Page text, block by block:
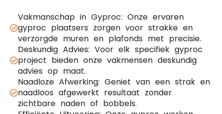
Vakmanschap in Gyproc: Onze ervaren
gyproc plaatsers zorgen voor strakke en
verzorgde muren en plafonds met precisie.
Deskundig Advies: Voor elk specifiek gyproc
project bieden onze vakmensen deskundig
advies op maat.
Naadloze Afwerking: Geniet van een strak en
naadloos afgewerkt resultaat zonder
zichtbare naden of bobbels.